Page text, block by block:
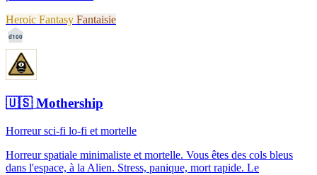
Heroic Fantasy Fantaisie
d100
🇺🇸Mothership
Horreur sci-fi lo-fi et mortelle
Horreur spatiale minimaliste et mortelle. Vous êtes des cols bleus
dans l'espace, à la Alien. Stress, panique, mort rapide. Le